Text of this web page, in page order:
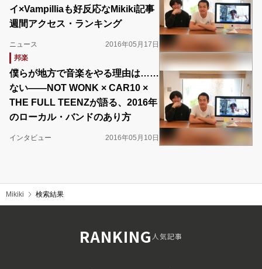
イ×Vampilliaも好反応なMikiki記事
週間アクセス・ランキング
ニュース
2016年05月17日
邦楽
僕らが地方で音楽をやる理由は……
ない――NOT WONK × CAR10 ×
THE FULL TEENZが語る、2016年
のローカル・バンドのあり方
インタビュー 2016年05月10日
Mikiki 検索結果
RANKING人気記事